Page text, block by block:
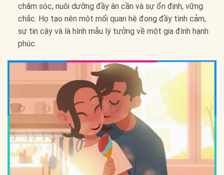
chăm sóc, nuôi dưỡng đầy ân cần và sự ổn định, vững
chắc. Họ tạo nên một mối quan hệ đong đầy tình cảm,
sự tin cậy và là hình mẫu lý tưởng về một gia đình hạnh
phúc.